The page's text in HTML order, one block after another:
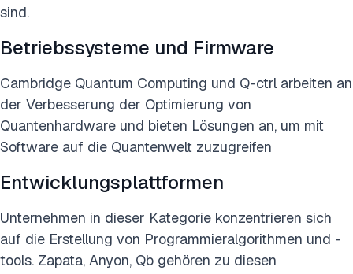
sind.
Betriebssysteme und Firmware
Cambridge Quantum Computing und Q-ctrl arbeiten an
der Verbesserung der Optimierung von
Quantenhardware und bieten Lösungen an, um mit
Software auf die Quantenwelt zuzugreifen
Entwicklungsplattformen
Unternehmen in dieser Kategorie konzentrieren sich
auf die Erstellung von Programmieralgorithmen und -
tools. Zapata, Anyon, Qb gehören zu diesen